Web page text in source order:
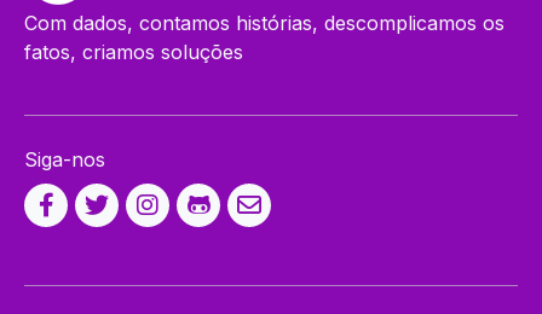
Com dados, contamos histórias, descomplicamos os
fatos, criamos soluções
Siga-nos